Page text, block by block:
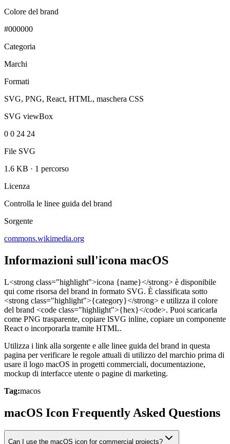
Colore del brand
#000000
Categoria
Marchi
Formati
SVG, PNG, React, HTML, maschera CSS
SVG viewBox
0 0 24 24
File SVG
1.6 KB · 1 percorso
Licenza
Controlla le linee guida del brand
Sorgente
commons.wikimedia.org
Informazioni sull'icona macOS
L<strong class="highlight">icona {name}</strong> è disponibile
qui come risorsa del brand in formato SVG. È classificata sotto
<strong class="highlight">{category}</strong> e utilizza il colore
del brand <code class="highlight">{hex}</code>. Puoi scaricarla
come PNG trasparente, copiare lSVG inline, copiare un componente
React o incorporarla tramite HTML.
Utilizza i link alla sorgente e alle linee guida del brand in questa
pagina per verificare le regole attuali di utilizzo del marchio prima di
usare il logo macOS in progetti commerciali, documentazione,
mockup di interfacce utente o pagine di marketing.
Tag:macos
macOS Icon Frequently Asked Questions
Can I use the macOS icon for commercial projects?